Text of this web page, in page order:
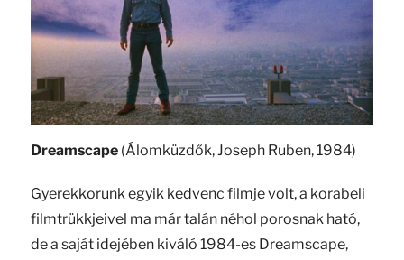
Dreamscape(Álomküzdők, Joseph Ruben, 1984)
Gyerekkorunk egyik kedvenc filmje volt, a korabeli
filmtrükkjeivel ma már talán néhol porosnak ható,
de a saját idejében kiváló 1984-es Dreamscape,